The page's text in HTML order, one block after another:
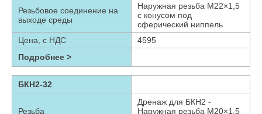
Резьбовое соединение на
выходе среды
Наружная резьба М22×1,5
с конусом под
сферический ниппель
Цена, с НДС
4595
Подробнее >
БКН2-32
Резьба
Дренаж для БКН2 -
Наружная резьба М20×1,5